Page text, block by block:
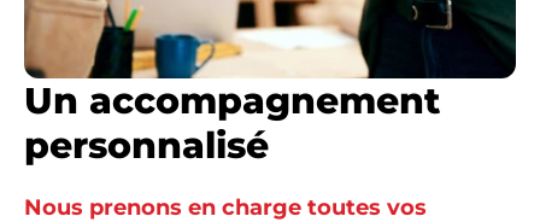
Un accompagnement
personnalisé
Nous prenons en charge toutes vos